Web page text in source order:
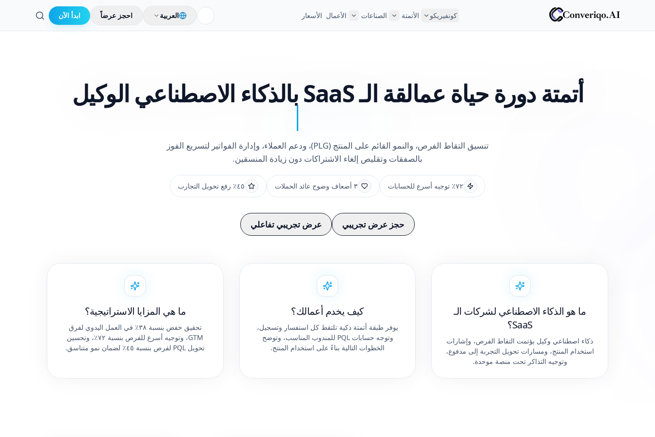
كونفيريكو الأتمتة الصناعات الأعمال الأسعار العربية احجز عرضاً ابدأ الآن
أتمتة دورة حياة عمالقة الـSaaS بالذكاء الاصطناعي الوكيل
تنسيق التقاط الفرص، والنمو القائم على المنتج (PLG)، ودعم العملاء، وإدارة الفواتير لتسريع الفوز
بالصفقات وتقليص إلغاء الاشتراكات دون زيادة المنسقين.
٧٢٪ توجيه أسرع للحسابات ٣ أضعاف وضوح عائد الحملات ٤٥٪ رفع تحويل التجارب
حجز عرض تجريبي عرض تجريبي تفاعلي
ما هو الذكاء الاصطناعي لشركات الـ
SaaS؟
ذكاء اصطناعي وكيل يؤتمت التقاط الفرص، وإشارات
استخدام المنتج، ومسارات تحويل التجربة إلى مدفوع،
وتوجيه التذاكر تحت منصة موحدة.
كيف يخدم أعمالك؟
يوفر طبقة أتمتة ذكية تلتقط كل استفسار وتسجيل،
وتوجه حسابات PQL للمندوب المناسب، وتوضح
الخطوات التالية بناءً على استخدام المنتج.
ما هي المزايا الاستراتيجية؟
تحقيق خفض بنسبة ٣٨٪ في العمل اليدوي لفرق
GTM، وتوجيه أسرع للفرص بنسبة ٧٢٪، وتحسين
تحويل PQL لفرص بنسبة ٤٥٪ لضمان نمو متناسق.